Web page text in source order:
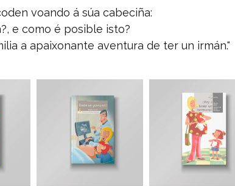
voando á súa cabeciña:
e como é posible isto?
a apaixonante aventura de ter un irmán."